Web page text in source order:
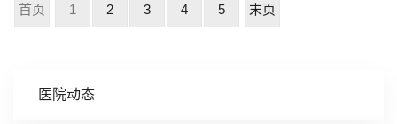
医院动态
首页 1 2 3 4 5 末页